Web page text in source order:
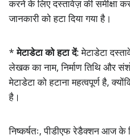
करने के लिए दस्तावेज़ की समीक्षा
जानकारी को हटा दिया गया है।
*मेटाडेटा को हटा दें:मेटाडेटा
लेखक का नाम, निर्माण तिथि और
मेटाडेटा को हटाना महत्वपूर्ण है,
है।
निष्कर्षतः, पीडीएफ रेडैक्शन आज